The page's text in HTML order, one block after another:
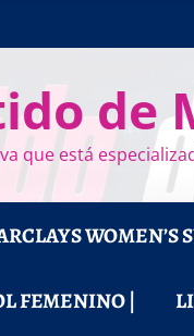
de
que está
WOMEN’S
FEMENINO |